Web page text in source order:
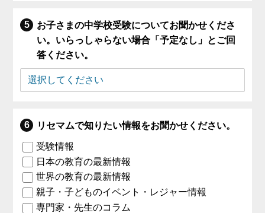
お子さまの中学校受験についてお聞かせくださ
い。いらっしゃらない場合「予定なし」とご回
答ください。
リセマムで知りたい情報をお聞かせください。
受験情報
日本の教育の最新情報
世界の教育の最新情報
親子・子どものイベント・レジャー情報
専門家・先生のコラム